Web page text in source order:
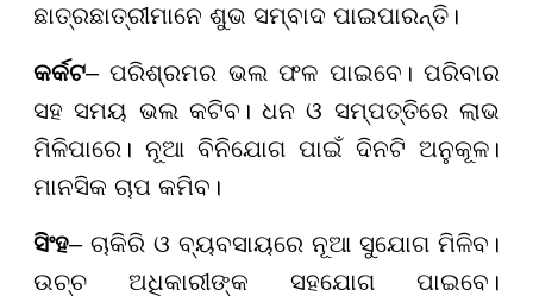
ଛାତ୍ରଛାତ୍ରୀମାନେ ଶୁଭ ସମ୍ବାଦ ପାଇପାରନ୍ତି।
କର୍କଟ– ପରିଶ୍ରମର ଭଲ ଫଳ ପାଇବେ। ପରିବାର
ସହ ସମୟ ଭଲ କଟିବ। ଧନ ଓ ସମ୍ପତ୍ତିରେ ଲାଭ
ମିଳିପାରେ। ନୂଆ ବିନିଯୋଗ ପାଇଁ ଦିନଟି ଅନୁକୂଳ।
ମାନସିକ ଚାପ କମିବ।
ସିଂହ– ଚାକିରି ଓ ବ୍ୟବସାୟରେ ନୂଆ ସୁଯୋଗ ମିଳିବ।
ଉଚ୍ଚ ଅଧିକାରୀଙ୍କ ସହଯୋଗ ପାଇବେ।